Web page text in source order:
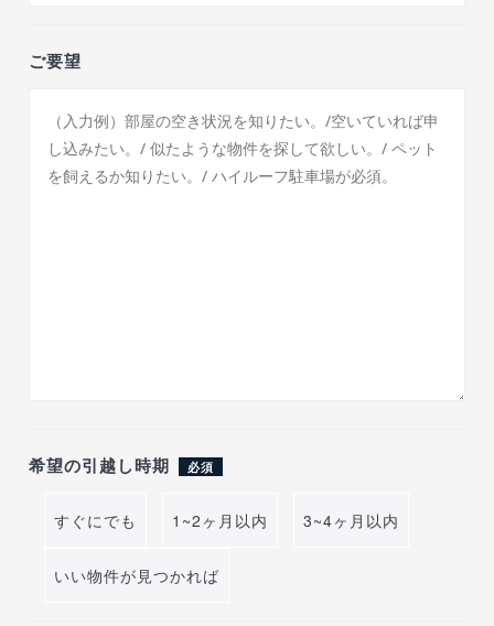
ご要望
希望の引越し時期 必須
すぐにでも 1~2ヶ月以内 3~4ヶ月以内
いい物件が見つかれば